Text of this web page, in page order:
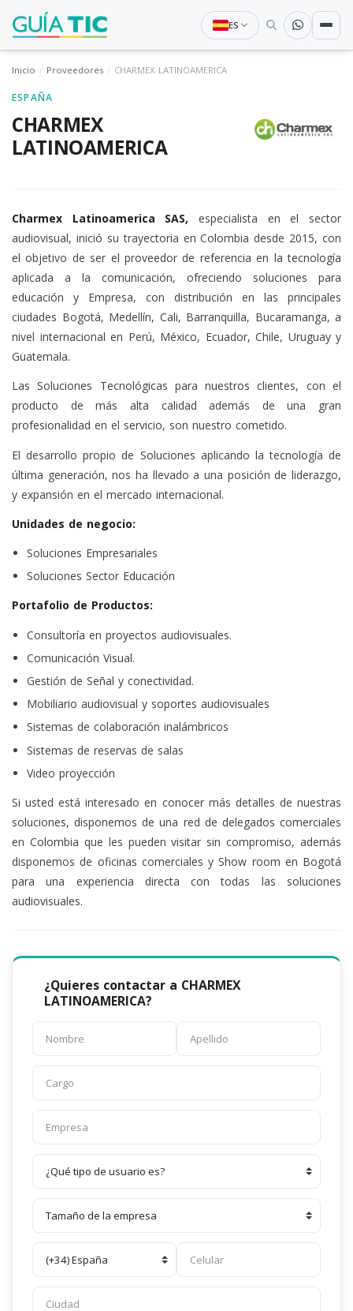
ES
Inicio Proveedores CHARMEX LATINOAMERICA
ESPAÑA
CHARMEX
LATINOAMERICA
Charmex Latinoamerica SAS, especialista en el sector
audiovisual, inició su trayectoria en Colombia desde 2015, con
el objetivo de ser el proveedor de referencia en la tecnología
aplicada a la comunicación, ofreciendo soluciones para
educación y Empresa, con distribución en las principales
ciudades Bogotá, Medellín, Cali, Barranquilla, Bucaramanga, a
nivel internacional en Perú, México, Ecuador, Chile, Uruguay y
Guatemala.
Las Soluciones Tecnológicas para nuestros clientes, con el
producto de más alta calidad además de una gran
profesionalidad en el servicio, son nuestro cometido.
El desarrollo propio de Soluciones aplicando la tecnología de
última generación, nos ha llevado a una posición de liderazgo,
y expansión en el mercado internacional.
Unidades de negocio:
Soluciones Empresariales
Soluciones Sector Educación
Portafolio de Productos:
Consultoría en proyectos audiovisuales.
Comunicación Visual.
Gestión de Señal y conectividad.
Mobiliario audiovisual y soportes audiovisuales
Sistemas de colaboración inalámbricos
Sistemas de reservas de salas
Video proyección
Si usted está interesado en conocer más detalles de nuestras
soluciones, disponemos de una red de delegados comerciales
en Colombia que les pueden visitar sin compromiso, además
disponemos de oficinas comerciales y Show room en Bogotá
para una experiencia directa con todas las soluciones
audiovisuales.
¿Quieres contactar a CHARMEX
LATINOAMERICA?